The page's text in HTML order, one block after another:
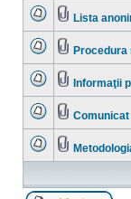
sunt
mesaje
necitite
sunt
mesaje
necitite
Lista
sunt
mesaje
necitite
Procedura
sunt
mesaje
necitite
Informaţii
sunt
mesaje
necitite
necitite